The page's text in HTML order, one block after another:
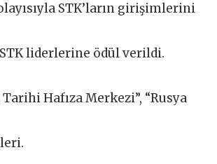
STK’ların girişimlerini
liderlerine ödül verildi.
Hafıza Merkezi”, “Rusya